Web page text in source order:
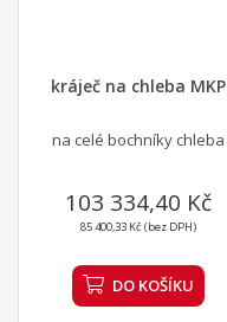
kráječ na chleba MKP
na celé bochníky chleba
103 334,40 Kč
85 400,33 Kč (bez DPH)
DO KOŠÍKU